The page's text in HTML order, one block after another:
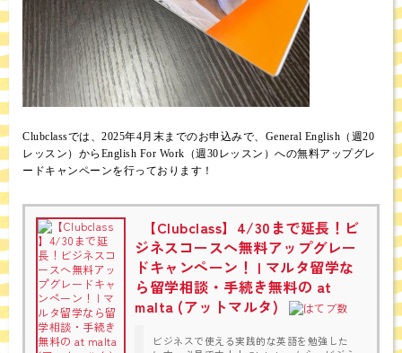
Clubclassでは、2025年4月末までのお申込みで、General English（週20
レッスン）からEnglish For Work（週30レッスン）への無料アップグレ
ードキャンペーンを行っております！
【Clubclass】4/30まで延長！ビ
ジネスコースへ無料アップグレー
ドキャンペーン！ | マルタ留学な
ら留学相談・手続き無料の at
malta (アットマルタ)
ビジネスで使える実践的な英語を勉強した